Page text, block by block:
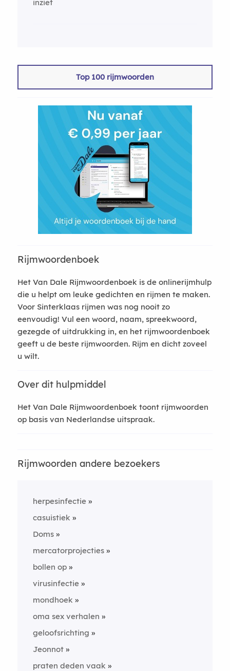
inziet
Top 100 rijmwoorden
Rijmwoordenboek
Het Van Dale Rijmwoordenboek is de onlinerijmhulp
die u helpt om leuke gedichten en rijmen te maken.
Voor Sinterklaas rijmen was nog nooit zo
eenvoudig! Vul een woord, naam, spreekwoord,
gezegde of uitdrukking in, en het rijmwoordenboek
geeft u de beste rijmwoorden. Rijm en dicht zoveel
u wilt.
Over dit hulpmiddel
Het Van Dale Rijmwoordenboek toont rijmwoorden
op basis van Nederlandse uitspraak.
Rijmwoorden andere bezoekers
herpesinfectie
casuistiek
Doms
mercatorprojecties
bollen op
virusinfectie
mondhoek
oma sex verhalen
geloofsrichting
Jeonnot
praten deden vaak